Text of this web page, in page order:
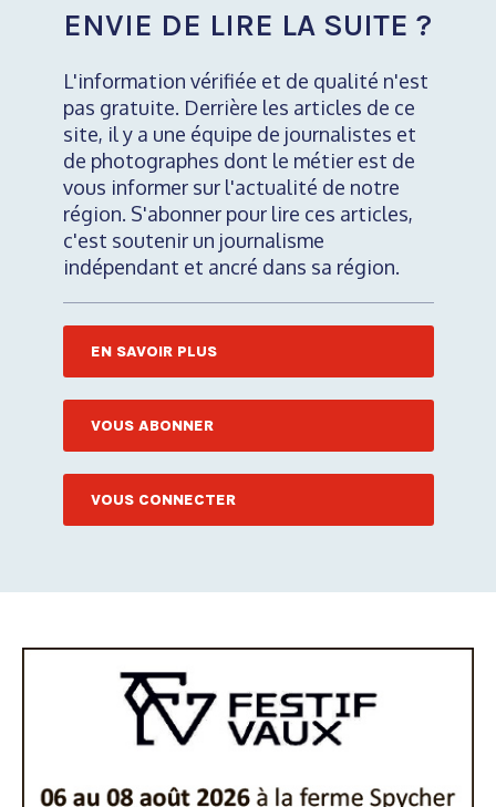
ENVIE DE LIRE LA SUITE ?
L'information vérifiée et de qualité n'est
pas gratuite. Derrière les articles de ce
site, il y a une équipe de journalistes et
de photographes dont le métier est de
vous informer sur l'actualité de notre
région. S'abonner pour lire ces articles,
c'est soutenir un journalisme
indépendant et ancré dans sa région.
EN SAVOIR PLUS
VOUS ABONNER
VOUS CONNECTER